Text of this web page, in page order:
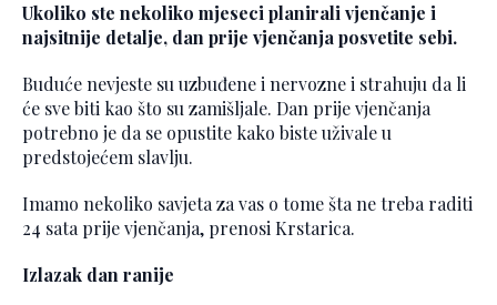
Ukoliko ste nekoliko mjeseci planirali vjenčanje i
najsitnije detalje, dan prije vjenčanja posvetite sebi.
Buduće nevjeste su uzbuđene i nervozne i strahuju da li
će sve biti kao što su zamišljale. Dan prije vjenčanja
potrebno je da se opustite kako biste uživale u
predstojećem slavlju.
Imamo nekoliko savjeta za vas o tome šta ne treba raditi
24 sata prije vjenčanja, prenosi Krstarica.
Izlazak dan ranije